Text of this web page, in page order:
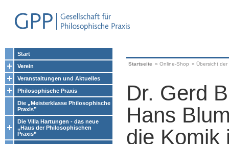
Start
Verein
Veranstaltungen und Aktuelles
Philosophische Praxis
Die „Meisterklasse Philosophische
Praxis”
Die Villa Hartungen - das neue
„Haus der Philosophischen
Praxis”
Startseite » Online-Shop » Übersicht
Dr. Gerd
Hans
die Komik